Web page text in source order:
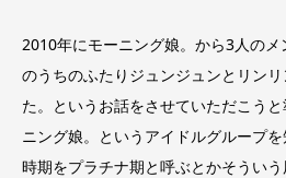
2010年にモーニング娘。から3人の
のうちのふたりジュンジュンとリン
た。というお話をさせていただこう
ニング娘。というアイドルグループ
時期をプラチナ期と呼ぶとかそうい